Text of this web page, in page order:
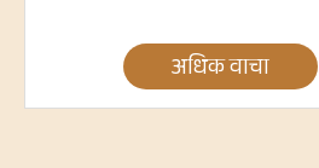
अधिक वाचा